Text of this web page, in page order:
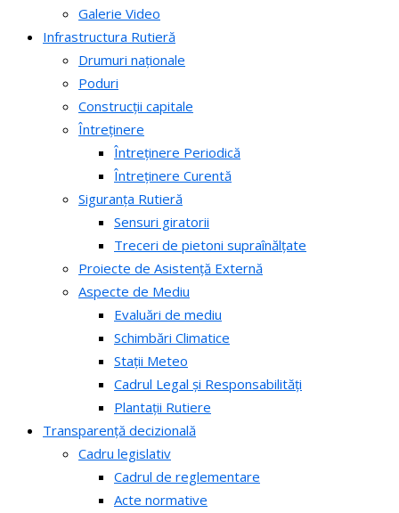
Galerie Video
Infrastructura Rutieră
Drumuri naționale
Poduri
Construcții capitale
Întreținere
Întreținere Periodică
Întreținere Curentă
Siguranța Rutieră
Sensuri giratorii
Treceri de pietoni supraînălțate
Proiecte de Asistență Externă
Aspecte de Mediu
Evaluări de mediu
Schimbări Climatice
Stații Meteo
Cadrul Legal și Responsabilități
Plantații Rutiere
Transparență decizională
Cadru legislativ
Cadrul de reglementare
Acte normative